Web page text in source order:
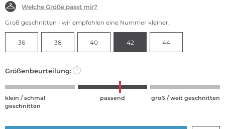
Welche Größe passt mir?
Groß geschnitten - wir empfehlen eine Nummer kleiner.
36 38 40 42 44
Größenbeurteilung: ?
klein / schmal
geschnitten
passend groß / weit geschnitten